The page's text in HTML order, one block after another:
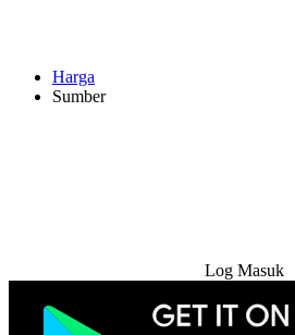
Harga
Sumber
Log Masuk